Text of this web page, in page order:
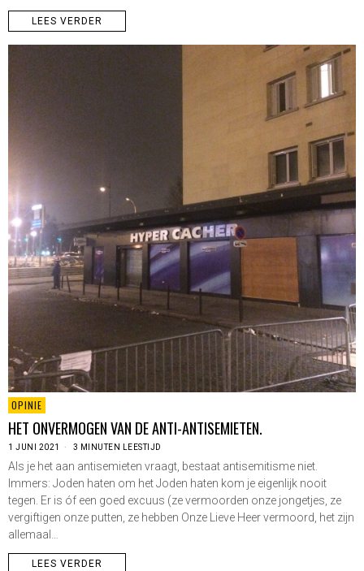
LEES VERDER
OPINIE
HET ONVERMOGEN VAN DE ANTI-ANTISEMIETEN.
1 JUNI 2021 3 MINUTEN LEESTIJD
Als je het aan antisemieten vraagt, bestaat antisemitisme niet.
Immers: Joden haten om het Joden haten kom je eigenlijk nooit
tegen. Er is óf een goed excuus (ze vermoorden onze jongetjes, ze
vergiftigen onze putten, ze hebben Onze Lieve Heer vermoord, het zijn
allemaal…
LEES VERDER